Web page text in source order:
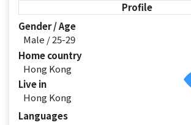
Profile
Gender / Age
Male / 25-29
Home country
Hong Kong
Live in
Hong Kong
Languages